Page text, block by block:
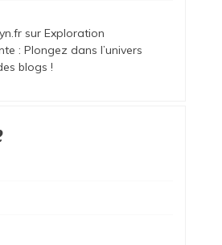
sur Exploration
: Plongez dans l’univers
blogs !